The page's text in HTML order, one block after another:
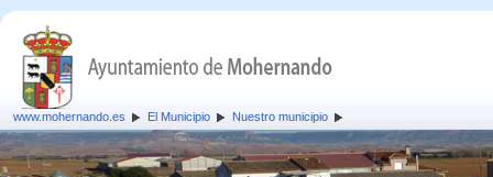
www.mohernando.es El Municipio Nuestro municipio